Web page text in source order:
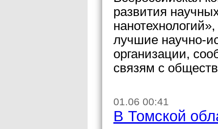
развития
лучшие научно-
организации,
связям с
01.06 00:41
В Томской